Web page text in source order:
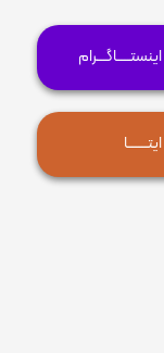
اینستــــاگـــرام
ایتــــــا